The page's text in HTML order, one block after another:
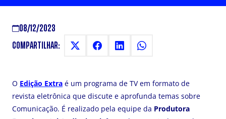
08/12/2023
COMPARTILHAR:
O Edição Extra é um programa de TV em formato de
revista eletrônica que discute e aprofunda temas sobre
Comunicação. É realizado pela equipe da Produtora